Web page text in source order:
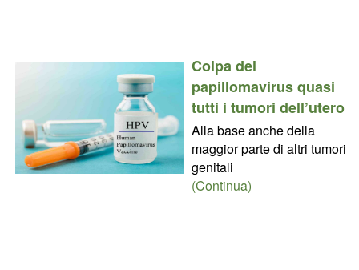
Colpa del
papillomavirus quasi
tutti i tumori dell’utero
Alla base anche della
maggior parte di altri tumori
genitali
(Continua)